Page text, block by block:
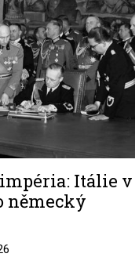
Itálie v
německý